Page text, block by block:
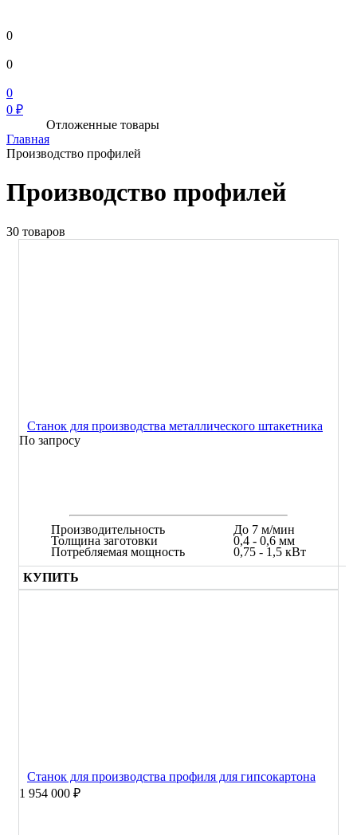
0
0
0
0 ₽
Отложенные товары
Главная
Производство профилей
Производство профилей
30 товаров
Станок для производства металлического штакетника
По запросу
Производительность
Толщина заготовки
Потребляемая мощность
До 7 м/мин
0,4 - 0,6 мм
0,75 - 1,5 кВт
КУПИТЬ
Cтанок для производства профиля для гипсокартона
1 954 000 ₽